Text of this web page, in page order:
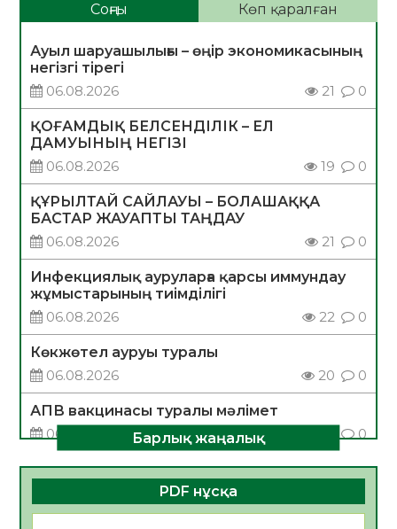
Соңғы Көп қаралған
Ауыл шаруашылығы – өңір экономикасының
негізгі тірегі
06.08.2026
21 0
ҚОҒАМДЫҚ БЕЛСЕНДІЛІК – ЕЛ
ДАМУЫНЫҢ НЕГІЗІ
06.08.2026
19 0
ҚҰРЫЛТАЙ САЙЛАУЫ – БОЛАШАҚҚА
БАСТАР ЖАУАПТЫ ТАҢДАУ
06.08.2026
21 0
Инфекциялық ауруларға қарсы иммундау
жұмыстарының тиімділігі
06.08.2026
22 0
Көкжөтел ауруы туралы
06.08.2026
20 0
АПВ вакцинасы туралы мәлімет
06.08.2026
0
Open Air: Қызылорда облысы полиция
департаменті 20 мыңнан астам
көрерменнің қауіпсіздігін қамтамасыз етті
Барлық жаңалық
PDF нұсқа